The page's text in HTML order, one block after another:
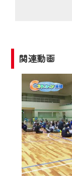
関連動画
2024年9月
ビス向上の
『CCNet
一部コンテ
CCNetサ
ページ※』
す。
何卒、ご
いたします